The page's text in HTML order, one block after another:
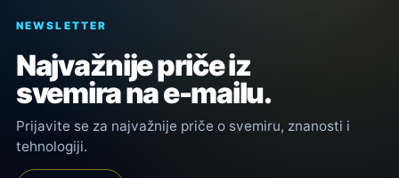
NEWSLETTER
Najvažnije priče iz
svemira na e-mailu.
Prijavite se za najvažnije priče o svemiru, znanosti i
tehnologiji.